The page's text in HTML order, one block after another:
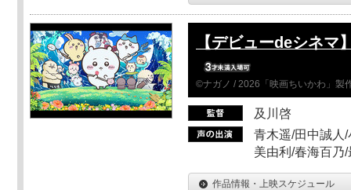
【デビューdeシネマ
©ナガノ / 2026「映画ちいかわ」製
及川啓
青木遥/田中誠人
美由利/春海百乃
作品情報・上映スケジュール